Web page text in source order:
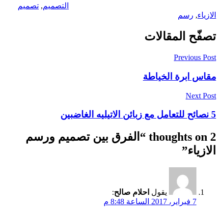
التصميم, تصميم
الازياء, رسم
تصفّح المقالات
Previous Post
مقاس ابرة الخياطة
Next Post
5 نصائح للتعامل مع زبائن الاتيليه الغاضبين
2 thoughts on “
الفرق بين تصميم ورسم
الازياء”
يقول احلام صالح:
7 فبراير، 2017 الساعة 8:48 م